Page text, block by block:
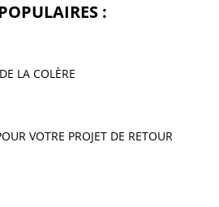
:
LA COLÈRE
VOTRE PROJET DE RETOUR